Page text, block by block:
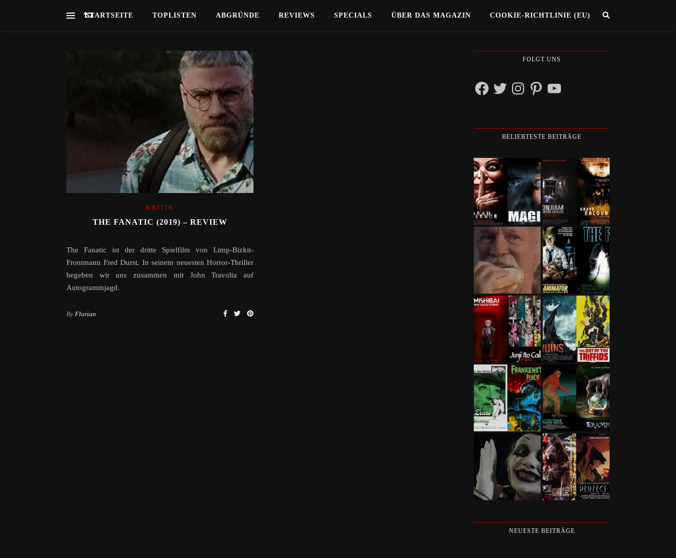
STARTSEITE TOPLISTEN ABGRÜNDE REVIEWS SPECIALS ÜBER DAS MAGAZIN COOKIE-RICHTLINIE (EU)
KRITIK
THE FANATIC (2019) – REVIEW
The Fanatic ist der dritte Spielfilm von Limp-Bizkit-
Frontmann Fred Durst. In seinem neuesten Horror-Thriller
begeben wir uns zusammen mit John Travolta auf
Autogrammjagd.
By Florian
FOLGT UNS
FacebookTwitterInstagramPinterestYouTube
BELIEBTESTE BEITRÄGE
NEUESTE BEITRÄGE